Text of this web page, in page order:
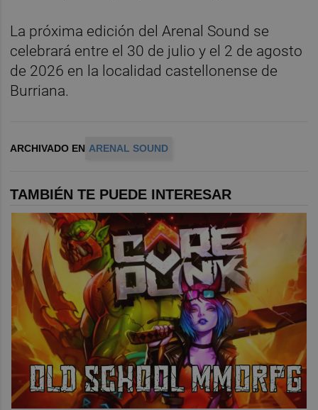
La próxima edición del Arenal Sound se
celebrará entre el 30 de julio y el 2 de agosto
de 2026 en la localidad castellonense de
Burriana.
ARCHIVADO EN ARENAL SOUND
TAMBIÉN TE PUEDE INTERESAR